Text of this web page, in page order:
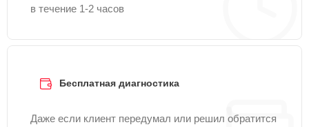
в течение 1-2 часов
Бесплатная диагностика
Даже если клиент передумал или решил обратится